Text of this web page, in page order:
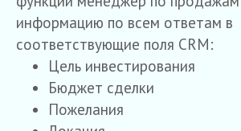
информацию по всем ответам в
соответствующие поля CRM:
Цель инвестирования
Бюджет сделки
Пожелания